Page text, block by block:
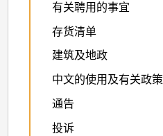
有关聘用的事宜
存货清单
建筑及地政
中文的使用及有关政策
通告
投诉